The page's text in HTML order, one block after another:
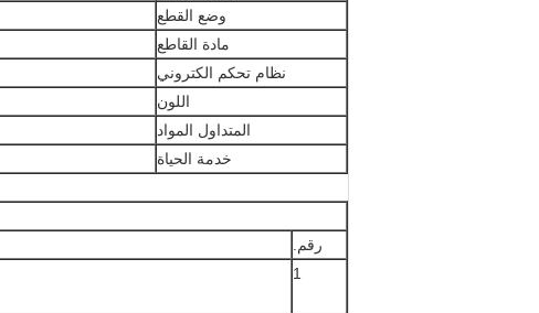
وضع القطع
مادة القاطع
نظام تحكم الكتروني
اللون
المتداول المواد
خدمة الحياة
رقم.
1